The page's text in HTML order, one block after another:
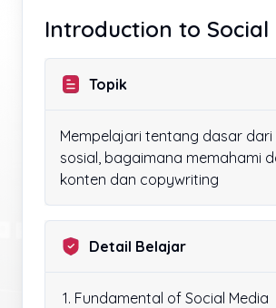
Introduction to Social
Topik
Mempelajari tentang dasar dari
sosial, bagaimana memahami
konten dan copywriting
Detail Belajar
Fundamental of Social Media